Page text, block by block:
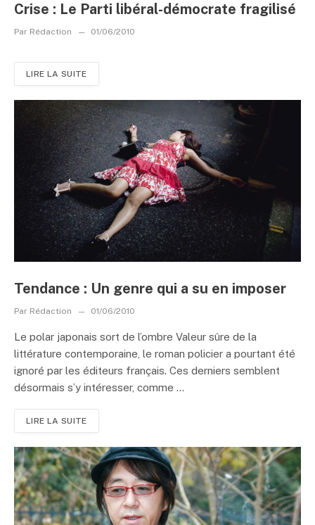
Crise : Le Parti libéral-démocrate fragilisé
Par Rédaction 01/06/2010
LIRE LA SUITE
Tendance : Un genre qui a su en imposer
Par Rédaction 01/06/2010
Le polar japonais sort de l’ombre Valeur sûre de la
littérature contemporaine, le roman policier a pourtant été
ignoré par les éditeurs français. Ces derniers semblent
désormais s’y intéresser, comme ...
LIRE LA SUITE